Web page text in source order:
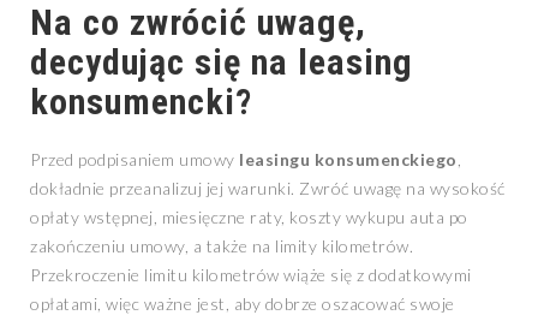
Na co zwrócić uwagę,
decydując się na leasing
konsumencki?
Przed podpisaniem umowy leasingu konsumenckiego
dokładnie przeanalizuj jej warunki. Zwróć uwagę na wysokość
opłaty wstępnej, miesięczne raty, koszty wykupu auta po
zakończeniu umowy, a także na limity kilometrów.
Przekroczenie limitu kilometrów wiąże się z dodatkowymi
opłatami, więc ważne jest, aby dobrze oszacować swoje